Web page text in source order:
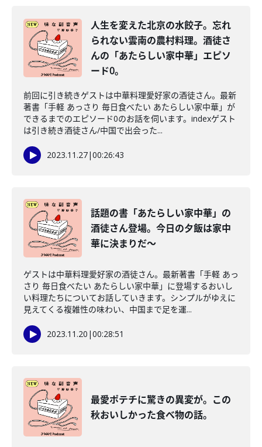
人生を変えた北京の水餃子。忘れ
られない雲南の農村料理。酒徒さ
んの「あたらしい家中華」エピソ
ード0。
前回に引き続きゲストは中華料理愛好家の酒徒さん。最新
著書「手軽 あっさり 毎日食べたい あたらしい家中華」が
できるまでのエピソード0のお話を伺います。indexゲスト
は引き続き酒徒さん/中国で出会った...
2023.11.27|00:26:43
話題の書「あたらしい家中華」の
酒徒さん登場。今日の夕飯は家中
華に決まりだ～
ゲストは中華料理愛好家の酒徒さん。最新著書「手軽 あっ
さり 毎日食べたい あたらしい家中華」に登場するおいし
い料理たちについてお話していきます。シンプルがゆえに
見えてくる複雑性の味わい、中国まで足を運...
2023.11.20 |00:28:51
最愛ポテチに驚きの異変が。この
秋おいしかった食べ物の話。